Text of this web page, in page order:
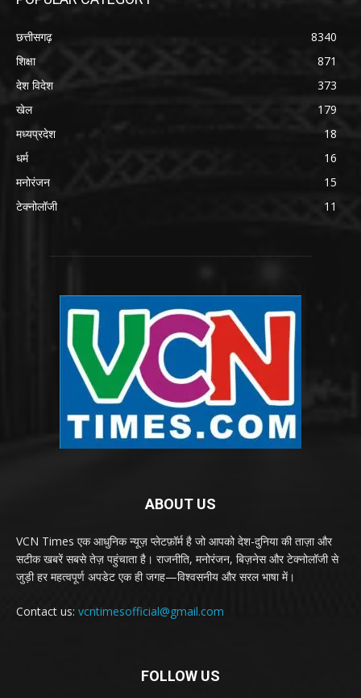
छत्तीसगढ़
8340
शिक्षा
871
देश विदेश
373
खेल
179
मध्यप्रदेश
18
धर्म
16
मनोरंजन
15
टेक्नोलॉजी
11
ABOUT US
VCN Times एक आधुनिक न्यूज़ प्लेटफ़ॉर्म है जो आपको देश-दुनिया की ताज़ा और
सटीक खबरें सबसे तेज़ पहुंचाता है। राजनीति, मनोरंजन, बिज़नेस और टेक्नोलॉजी से
जुड़ी हर महत्वपूर्ण अपडेट एक ही जगह—विश्वसनीय और सरल भाषा में।
Contact us: vcntimesofficial@gmail.com
FOLLOW US